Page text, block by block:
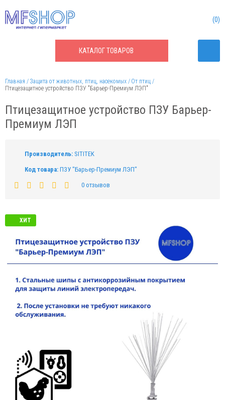
КАТАЛОГТОВАРОВ
0
Главная Защита от животных, птиц, насекомых
От птиц
Птицезащитное устройство ПЗУ "Барьер-Премиум ЛЭП"
Птицезащитное устройство ПЗУ Барьер-
Премиум ЛЭП
Производитель: SITITEK
Код товара: ПЗУ "Барьер-Премиум ЛЭП"
0 отзывов
ХИТ